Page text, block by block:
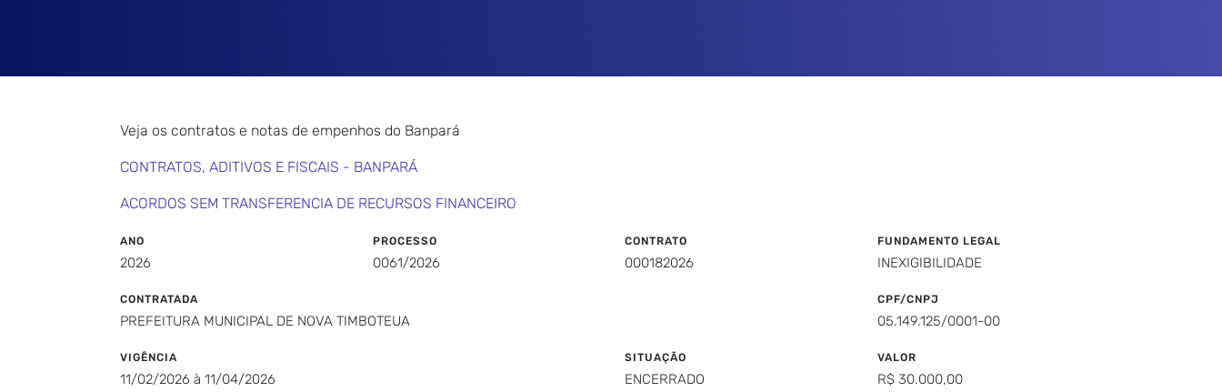
Veja os contratos e notas de empenhos do Banpará
CONTRATOS, ADITIVOS E FISCAIS - BANPARÁ
ACORDOS SEM TRANSFERENCIA DE RECURSOS FINANCEIRO
ANO
2026
PROCESSO
0061/2026
CONTRATO
000182026
FUNDAMENTO LEGAL
INEXIGIBILIDADE
CONTRATADA
PREFEITURA MUNICIPAL DE NOVA TIMBOTEUA
CPF/CNPJ
05.149.125/0001-00
VIGÊNCIA
11/02/2026 à 11/04/2026
SITUAÇÃO
ENCERRADO
VALOR
R$ 30.000,00